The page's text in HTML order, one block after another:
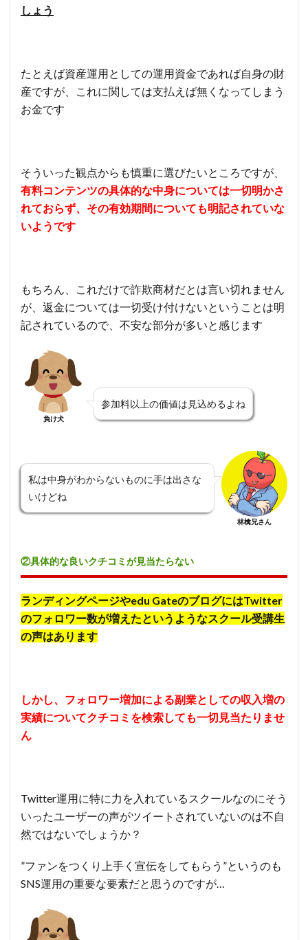
しょう
たとえば資産運用としての運用資金であれば自身の財
産ですが、これに関しては支払えば無くなってしまう
お金です
そういった観点からも慎重に選びたいところですが、
有料コンテンツの具体的な中身については一切明かさ
れておらず、その有効期間についても明記されていな
いようです
もちろん、これだけで詐欺商材だとは言い切れません
が、返金については一切受け付けないということは明
記されているので、不安な部分が多いと感じます
負け犬
参加料以上の価値は見込めるよね
私は中身がわからないものに手は出さな
いけどね
林檎兄さん
②具体的な良いクチコミが見当たらない
ランディングページやedu GateのブログにはTwitter
のフォロワー数が増えたというようなスクール受講生
の声はあります
しかし、フォロワー増加による副業としての収入増の
実績についてクチコミを検索しても一切見当たりませ
ん
Twitter運用に特に力を入れているスクールなのにそう
いったユーザーの声がツイートされていないのは不自
然ではないでしょうか？
”ファンをつくり上手く宣伝をしてもらう”というのも
SNS運用の重要な要素だと思うのですが…